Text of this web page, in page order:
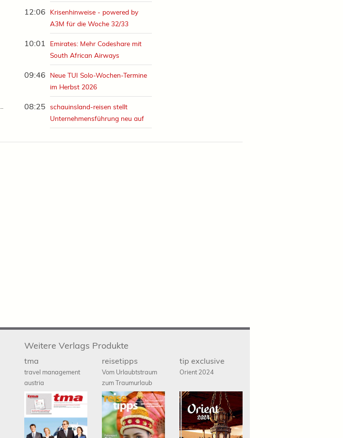
12:06
Krisenhinweise - powered by
A3M für die Woche 32/33
10:01
Emirates: Mehr Codeshare mit
South African Airways
09:46
Neue TUI Solo-Wochen-Termine
im Herbst 2026
08:25
schauinsland-reisen stellt
Unternehmensführung neu auf
Weitere Verlags Produkte
tma
travel management
austria
reisetipps
Vom Urlaubtstraum
zum Traumurlaub
tip exclusive
Orient 2024